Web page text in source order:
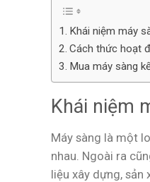
Khái niệm máy
Cách thức hoạt
Mua máy sàng
Khái niệm
Máy sàng là một
nhau. Ngoài ra
liệu xây dựng, sản